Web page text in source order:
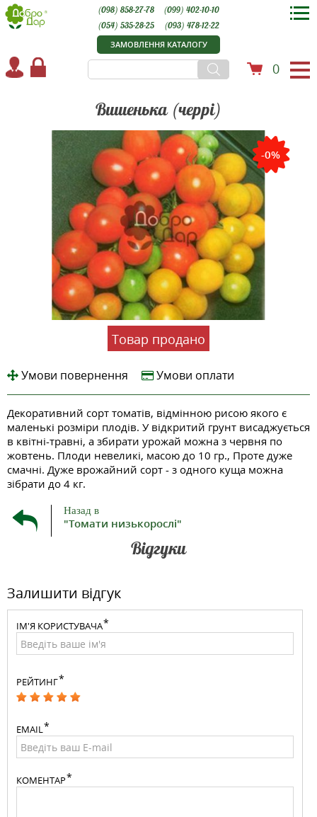
ЗАМОВЛЕННЯ КАТАЛОГУ
0
(098) 858-27-78
(099) 402-10-10
(054) 535-28-25
(093) 478-12-22
Вишенька (черрі)
-0%
Товар продано
Умови повернення Умови оплати
Декоративний сорт томатів, відмінною рисою якого є
маленькі розміри плодів. У відкритий грунт висаджується
в квітні-травні, а збирати урожай можна з червня по
жовтень. Плоди невеликі, масою до 10 гр., Проте дуже
смачні. Дуже врожайний сорт - з одного куща можна
зібрати до 4 кг.
Назад в
"Томати низькорослі"
Відгуки
Залишити відгук
ІМ'Я КОРИСТУВАЧА
РЕЙТИНГ
EMAIL
КОМЕНТАР